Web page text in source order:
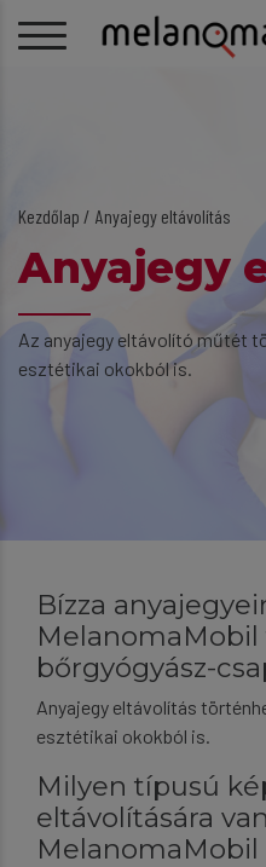
Kezdőlap Anyajegy eltávolítás
Anyajegy
Az anyajegy eltávolító műtét
esztétikai okokból is.
Bízza
bőrgyógyász-
Anyajegy eltávolítás
esztétikai okokból is.
Milyen típusú
eltávolítására